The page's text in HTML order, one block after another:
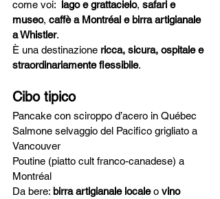
come voi: lago e grattacielo, safari e
museo, caffè a Montréal e birra artigianale
a Whistler.
È una destinazione ricca, sicura, ospitale e
straordinariamente flessibile.
Cibo tipico
Pancake con sciroppo d’acero in Québec
Salmone selvaggio del Pacifico grigliato a
Vancouver
Poutine (piatto cult franco-canadese) a
Montréal
Da bere: birra artigianale locale o vino